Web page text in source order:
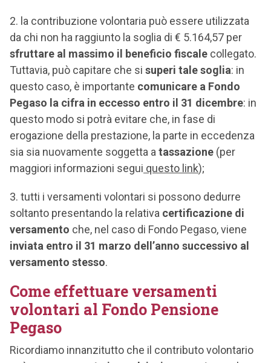
la contribuzione volontaria può essere utilizzata
da chi non ha raggiunto la soglia di € 5.164,57 per
sfruttare al massimo il beneficio fiscale collegato.
Tuttavia, può capitare che si superi tale soglia: in
questo caso, è importante comunicare a Fondo
Pegaso la cifra in eccesso entro il 31 dicembre: in
questo modo si potrà evitare che, in fase di
erogazione della prestazione, la parte in eccedenza
sia sia nuovamente soggetta atassazione (per
maggiori informazioni segui questo link);
tutti i versamenti volontari si possono dedurre
soltanto presentando la relativa certificazione di
versamento che, nel caso di Fondo Pegaso, viene
inviata entro il 31 marzo dell’anno successivo al
versamento stesso.
Come effettuare versamenti
volontari al Fondo Pensione
Pegaso
Ricordiamo innanzitutto che il contributo volontario